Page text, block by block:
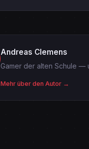
Andreas Clemens
Gamer der alten Schule —
Mehr über den Autor →